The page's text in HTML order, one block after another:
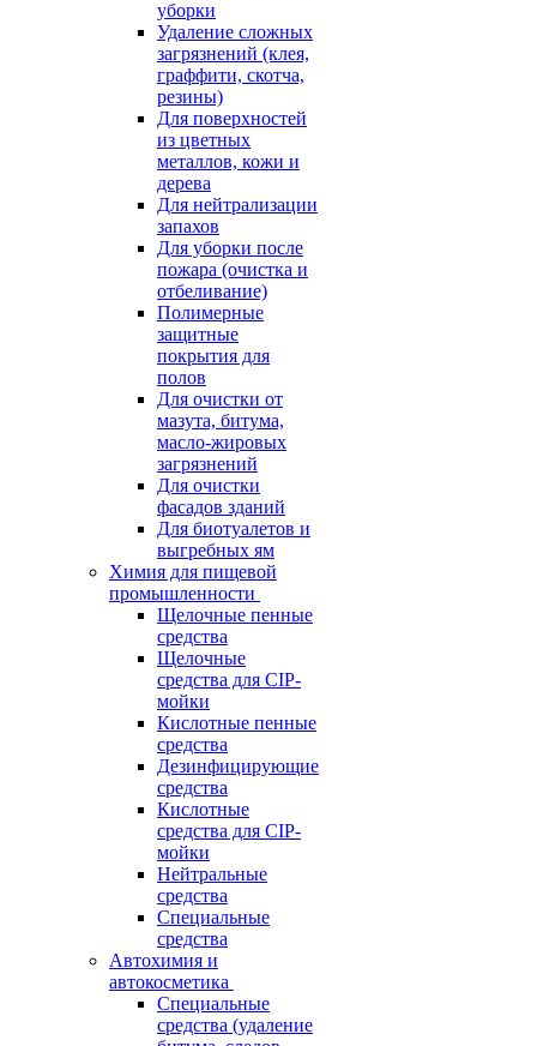
уборки
Удаление сложных
загрязнений (клея,
граффити, скотча,
резины)
Для поверхностей
из цветных
металлов, кожи и
дерева
Для нейтрализации
запахов
Для уборки после
пожара (очистка и
отбеливание)
Полимерные
защитные
покрытия для
полов
Для очистки от
мазута, битума,
масло-жировых
загрязнений
Для очистки
фасадов зданий
Для биотуалетов и
выгребных ям
Химия для пищевой
промышленности
Щелочные пенные
средства
Щелочные
средства для CIP-
мойки
Кислотные пенные
средства
Дезинфицирующие
средства
Кислотные
средства для CIP-
мойки
Нейтральные
средства
Специальные
средства
Автохимия и
автокосметика
Специальные
средства (удаление